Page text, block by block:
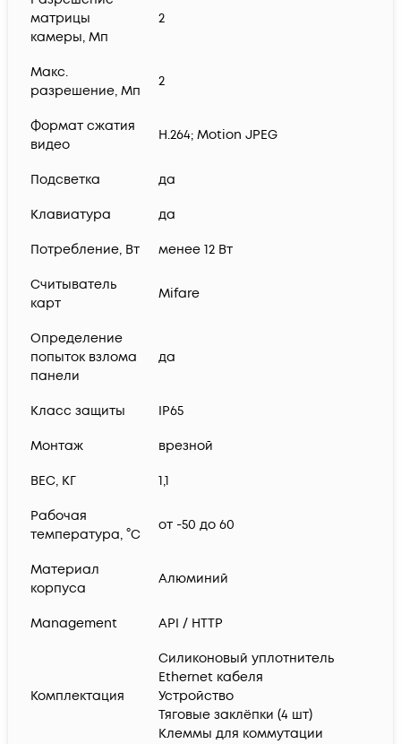
матрицы
камеры, Мп
2
Макс.
разрешение, Мп
2
Формат сжатия
видео
H.264; Motion JPEG
Подсветка да
Клавиатура да
Потребление, Вт менее 12 Вт
Считыватель
карт
Mifare
Определение
попыток взлома
панели
да
Класс защиты IP65
Монтаж врезной
ВЕС, КГ 1,1
Рабочая
температура, °C
от -50 до 60
Материал
корпуса
Алюминий
Management API / HTTP
Комплектация
Силиконовый уплотнитель
Ethernet кабеля
Устройство
Тяговые заклёпки (4 шт)
Клеммы для коммутации